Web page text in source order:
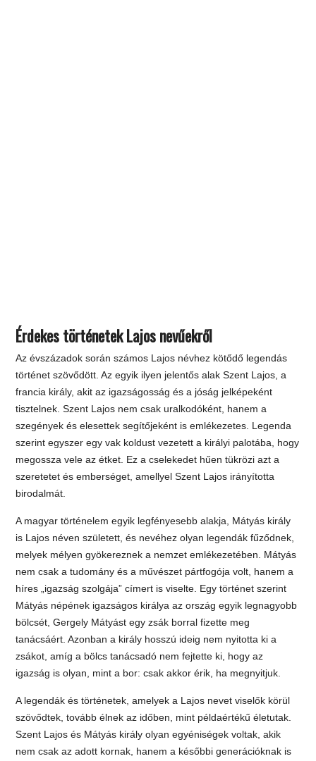
Érdekes történetek Lajos nevűekről
Az évszázadok során számos Lajos névhez kötődő legendás
történet szövődött. Az egyik ilyen jelentős alak Szent Lajos, a
francia király, akit az igazságosság és a jóság jelképeként
tisztelnek. Szent Lajos nem csak uralkodóként, hanem a
szegények és elesettek segítőjeként is emlékezetes. Legenda
szerint egyszer egy vak koldust vezetett a királyi palotába, hogy
megossza vele az étket. Ez a cselekedet hűen tükrözi azt a
szeretetet és emberséget, amellyel Szent Lajos irányította
birodalmát.
A magyar történelem egyik legfényesebb alakja, Mátyás király
is Lajos néven született, és nevéhez olyan legendák fűződnek,
melyek mélyen gyökereznek a nemzet emlékezetében. Mátyás
nem csak a tudomány és a művészet pártfogója volt, hanem a
híres „igazság szolgája” címert is viselte. Egy történet szerint
Mátyás népének igazságos királya az ország egyik legnagyobb
bölcsét, Gergely Mátyást egy zsák borral fizette meg
tanácsáért. Azonban a király hosszú ideig nem nyitotta ki a
zsákot, amíg a bölcs tanácsadó nem fejtette ki, hogy az
igazság is olyan, mint a bor: csak akkor érik, ha megnyitjuk.
A legendák és történetek, amelyek a Lajos nevet viselők körül
szövődtek, tovább élnek az időben, mint példaértékű életutak.
Szent Lajos és Mátyás király olyan egyéniségek voltak, akik
nem csak az adott kornak, hanem a későbbi generációknak is